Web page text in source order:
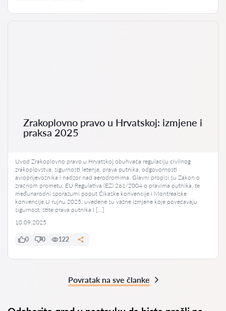
Zrakoplovno pravo u Hrvatskoj: izmjene i
praksa 2025
Uvod Zrakoplovno pravo u Hrvatskoj obuhvaća regulaciju civilnog
zrakoplovstva, sigurnosti letenja, prava putnika, odgovornosti
avioprijevoznika i nadzor nad aerodromima. Glavni propisi su Zakon o
zračnom prometu, EU Regulativa (EZ) 261/2004 o pravima putnika, te
međunarodni sporazumi poput Čikaške konvencije i Montrealske
konvencije.U rujnu 2025. uvedene su važne izmjene koje povećavaju
sigurnost, štite prava putnika i […]
10.09.2025
0 0 122
Povratak na sve članke